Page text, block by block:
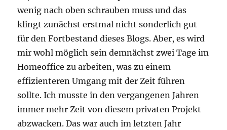
wenig nach oben schrauben muss und das
klingt zunächst erstmal nicht sonderlich gut
für den Fortbestand dieses Blogs. Aber, es wird
mir wohl möglich sein demnächst zwei Tage im
Homeoffice zu arbeiten, was zu einem
effizienteren Umgang mit der Zeit führen
sollte. Ich musste in den vergangenen Jahren
immer mehr Zeit von diesem privaten Projekt
abzwacken. Das war auch im letzten Jahr